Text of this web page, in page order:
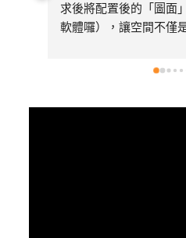
求後將配置後的「圖面
軟體囉），讓空間不僅
採訪總公司，內容有詳